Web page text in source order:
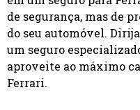
de segurança, mas de
do seu automóvel.
um seguro
aproveite ao máximo
Ferrari.